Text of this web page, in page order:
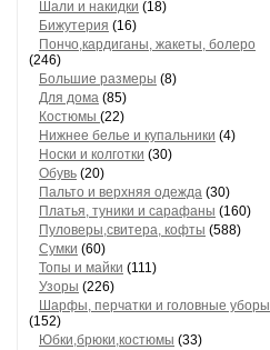
Шали и накидки (18)
Бижутерия (16)
Пончо,кардиганы, жакеты, болеро
(246)
Большие размеры (8)
Для дома (85)
Костюмы (22)
Нижнее белье и купальники (4)
Носки и колготки (30)
Обувь (20)
Пальто и верхняя одежда (30)
Платья, туники и сарафаны (160)
Пуловеры,свитера, кофты (588)
Сумки (60)
Топы и майки (111)
Узоры (226)
Шарфы, перчатки и головные уборы
(152)
Юбки,брюки,костюмы (33)